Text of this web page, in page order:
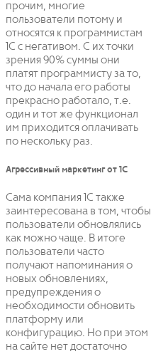
прочим, многие
пользователи потому и
относятся к программистам
1С с негативом. С их точки
зрения 90% суммы они
платят программисту за то,
что до начала его работы
прекрасно работало, т.е.
один и тот же функционал
им приходится оплачивать
по нескольку раз.
Агрессивный маркетинг от 1С
Сама компания 1С также
заинтересована в том, чтобы
пользователи обновлялись
как можно чаще. В итоге
пользователи часто
получают напоминания о
новых обновлениях,
предупреждения о
необходимости обновить
платформу или
конфигурацию. Но при этом
на сайте нет достаточно